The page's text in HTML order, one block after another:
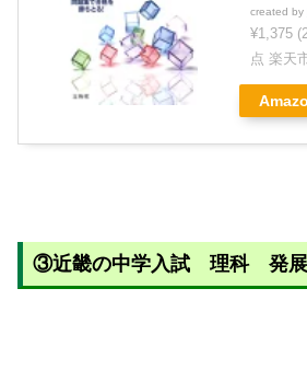
created by
¥1,375
点 楽天
③近畿の中学入試 理科 発